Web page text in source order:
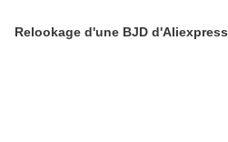
Relookage d'une BJD d'Aliexpress